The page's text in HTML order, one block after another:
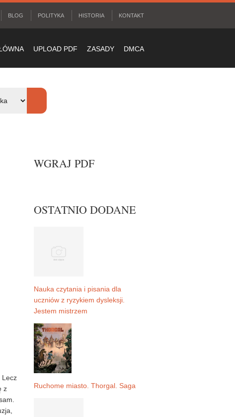
BLOG POLITYKA HISTORIA KONTAKT
UPLOAD PDF ZASADY DMCA
Lecz
z
WGRAJ PDF
OSTATNIO DODANE
Nauka czytania i pisania dla
uczniów z ryzykiem dysleksji.
Jestem mistrzem
Ruchome miasto. Thorgal. Saga